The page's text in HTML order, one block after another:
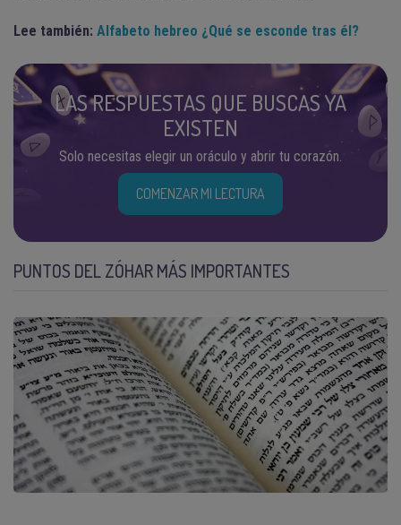
Lee también: Alfabeto hebreo ¿Qué se esconde tras él?
LAS RESPUESTAS QUE BUSCAS YA
EXISTEN
Solo necesitas elegir un oráculo y abrir tu corazón.
COMENZAR MI LECTURA
PUNTOS DEL ZÓHAR MÁS IMPORTANTES